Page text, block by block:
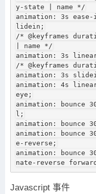
y-state | name */
animation: 3s
lidein;
/* @keyframes
| name */
animation: 3s
/* @keyframes
animation: 3s
animation: 4s
eye;
animation: bounce
l;
animation: bounce
animation: bounce
e-reverse;
animation: bounce
nate-reverse
Javascript 事件